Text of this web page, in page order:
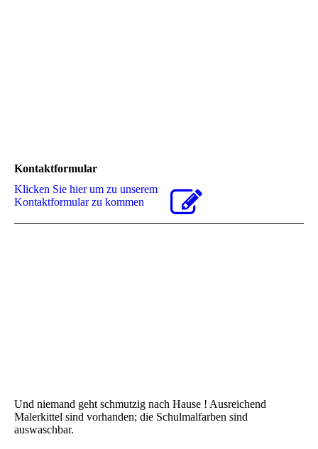
Kontaktformular
Klicken Sie hier um zu unserem
Kon­takt­for­mu­lar zu kommen
Und niemand geht schmutzig nach Hause ! Ausreichend
Malerkittel sind vorhanden; die Schulmalfarben sind
auswaschbar.